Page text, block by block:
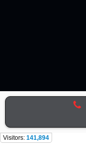
Visitors: 141,894